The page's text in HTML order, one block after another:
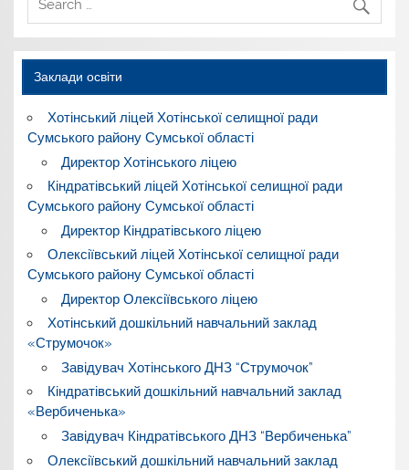
Заклади освіти
Хотінський ліцей Хотінської селищної ради
Сумського району Сумської області
Директор Хотінського ліцею
Кіндратівський ліцей Хотінської селищної ради
Сумського району Сумської області
Директор Кіндратівського ліцею
Олексіївський ліцей Хотінської селищної ради
Сумського району Сумської області
Директор Олексіївського ліцею
Хотінський дошкільний навчальний заклад
«Струмочок»
Завідувач Хотінського ДНЗ “Струмочок”
Кіндратівський дошкільний навчальний заклад
«Вербиченька»
Завідувач Кіндратівського ДНЗ “Вербиченька”
Олексіївський дошкільний навчальний заклад